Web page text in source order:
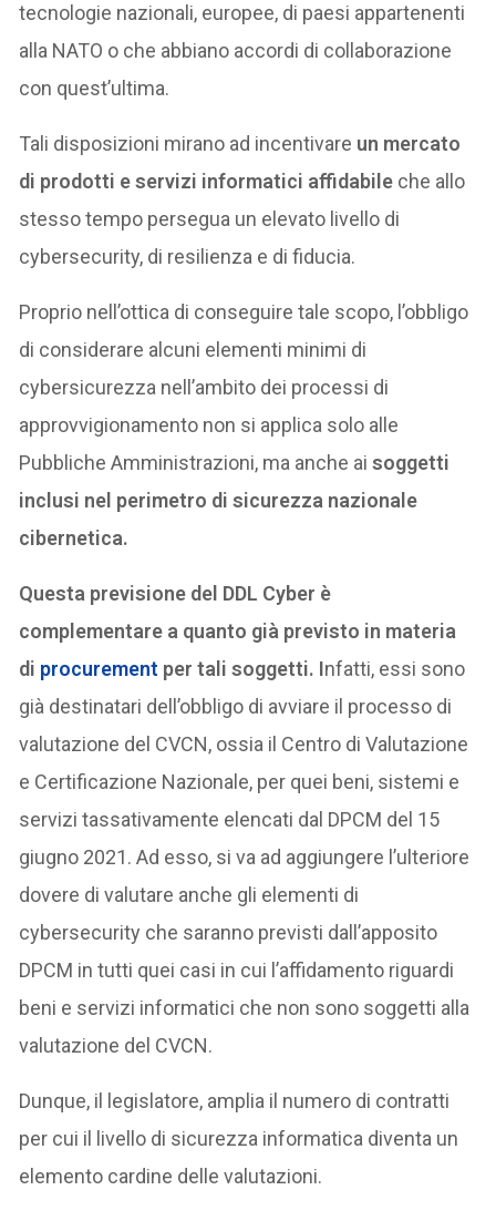
tecnologie nazionali, europee, di paesi appartenenti
alla NATO o che abbiano accordi di collaborazione
con quest’ultima.
Tali disposizioni mirano ad incentivare un mercato
di prodotti e servizi informatici affidabile che allo
stesso tempo persegua un elevato livello di
cybersecurity, di resilienza e di fiducia.
Proprio nell’ottica di conseguire tale scopo, l’obbligo
di considerare alcuni elementi minimi di
cybersicurezza nell’ambito dei processi di
approvvigionamento non si applica solo alle
Pubbliche Amministrazioni, ma anche aisoggetti
inclusi nel perimetro di sicurezza nazionale
cibernetica.
Questa previsione del DDL Cyber è
complementare a quanto già previsto in materia
di procurement per tali soggetti. Infatti, essi sono
già destinatari dell’obbligo di avviare il processo di
valutazione del CVCN, ossia il Centro di Valutazione
e Certificazione Nazionale, per quei beni, sistemi e
servizi tassativamente elencati dal DPCM del 15
giugno 2021. Ad esso, si va ad aggiungere l’ulteriore
dovere di valutare anche gli elementi di
cybersecurity che saranno previsti dall’apposito
DPCM in tutti quei casi in cui l’affidamento riguardi
beni e servizi informatici che non sono soggetti alla
valutazione del CVCN.
Dunque, il legislatore, amplia il numero di contratti
per cui il livello di sicurezza informatica diventa un
elemento cardine delle valutazioni.